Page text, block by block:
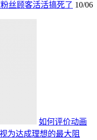
丝顾客活活搞死了 10/06
如何评价动画
为达成理想的最大阻